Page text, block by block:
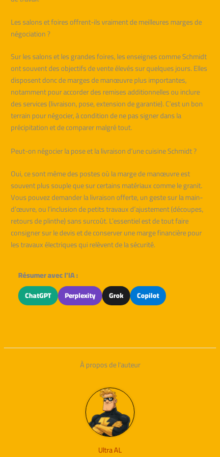
Les salons et foires offrent-ils vraiment de meilleures marges de
négociation ?
Sur les salons et les grandes foires, les enseignes comme Schmidt
ont souvent des objectifs de vente élevés sur quelques jours. Elles
disposent donc de marges de manœuvre plus importantes,
notamment pour accorder des remises additionnelles ou inclure
des services (livraison, pose, extension de garantie). C’est un bon
terrain pour négocier, à condition de ne pas signer dans la
précipitation et de comparer malgré tout.
Peut-on négocier la pose et la livraison d’une cuisine Schmidt ?
Oui, ce sont même des postes où la marge de manœuvre est
souvent plus souple que sur certains matériaux comme le granit.
Vous pouvez demander la livraison offerte, un geste sur la main-
d’œuvre, ou l’inclusion de petits travaux d’ajustement (découpes,
retours de plinthe) sans surcoût. L’essentiel est de tout faire
consigner sur le devis et de conserver une marge financière pour
les travaux électriques qui relèvent de la sécurité.
Résumer avec l'IA :
ChatGPT Perplexity Grok Copilot
À propos de l'auteur
Ultra AL